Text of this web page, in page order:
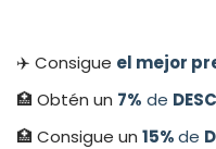
✈️ Consigue el mejor
🏥 Obtén un 7% de
🏥 Consigue un 15%de